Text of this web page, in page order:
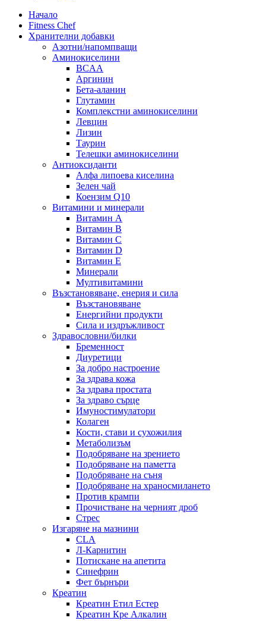
Начало
Fitness Chef
Хранителни добавки
Азотни/напомпващи
Аминокиселини
BCAA
Аргинин
Бета-аланин
Глутамин
Комплекстни аминокиселини
Левцин
Лизин
Таурин
Телешки аминокиселини
Антиоксиданти
Алфа липоева киселина
Зелен чай
Коензим Q10
Витамини и минерали
Витамин А
Витамин B
Витамин C
Витамин D
Витамин E
Минерали
Мултивитамини
Възстановяване, енерия и сила
Възстановяване
Енергийни продукти
Сила и издръжливост
Здравословни/билки
Бременност
Диуретици
За добро настроение
За здрава кожа
За здрава простата
За здраво сърце
Имуностимулатори
Колаген
Кости, стави и сухожилия
Метаболизъм
Подобряване на зрението
Подобряване на паметта
Подобряване на съня
Подобряване на храносмилането
Против крампи
Прочистване на черният дроб
Стрес
Изгаряне на мазнини
CLA
Л-Карнитин
Потискане на апетита
Синефрин
Фет бърнъри
Креатин
Креатин Етил Естер
Креатин Кре Алкалин